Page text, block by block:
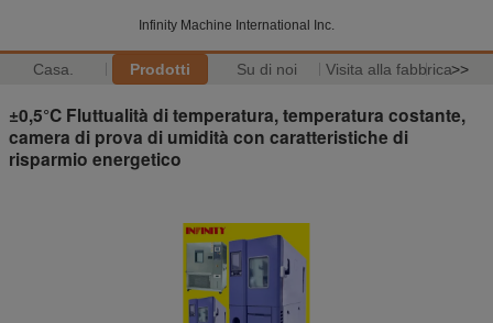
Infinity Machine International Inc.
Casa. Prodotti Su di noi Visita alla fabbrica>>
±0,5°C Fluttualità di temperatura, temperatura costante,
camera di prova di umidità con caratteristiche di
risparmio energetico